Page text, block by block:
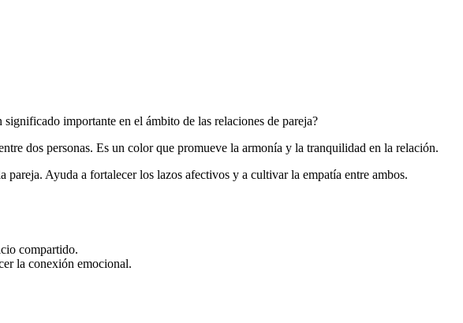
importante en el ámbito de las relaciones de pareja?
dos personas. Es un color que promueve la armonía y la tranquilidad en la relación.
Ayuda a fortalecer los lazos afectivos y a cultivar la empatía entre ambos.
compartido.
la conexión emocional.